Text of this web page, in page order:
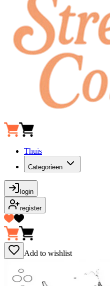
Thuis
Categorieen
login
register
Add to wishlist